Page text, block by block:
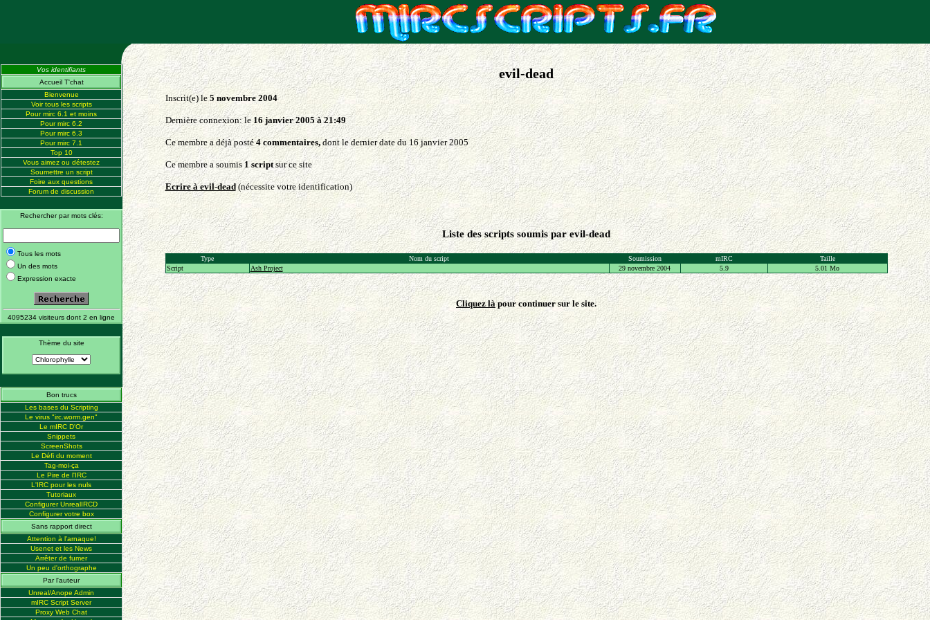
Vos identifiants
Accueil T'chat
Bienvenue
Voir tous les scripts
Pour mirc 6.1 et moins
Pour mirc 6.2
Pour mirc 6.3
Pour mirc 7.1
Top 10
Vous aimez ou détestez
Soumettre un script
Foire aux questions
Forum de discussion
Rechercher par mots clés:
Tous les mots
Un des mots
Expression exacte
4095234 visiteurs dont 2 en ligne
Thème du site
Bon trucs
Les bases du Scripting
Le virus "irc.worm.gen"
Le mIRC D'Or
Snippets
ScreenShots
Le Défi du moment
Tag-moi-ça
Le Pire de l'IRC
L'IRC pour les nuls
Tutoriaux
Configurer UnrealIRCD
Configurer votre box
Sans rapport direct
Attention à l'arnaque!
Usenet et les News
Arrêter de fumer
Un peu d'orthographe
Par l'auteur
Unreal/Anope Admin
mIRC Script Server
Proxy Web Chat
evil-dead
Inscrit(e) le5 novembre 2004
Dernière connexion: le 16 janvier 2005 à 21:49
Ce membre a déjà posté4 commentaires,dont le dernier date du 16 janvier 2005
Ce membre a soumis1 scriptsur ce site
Ecrire à evil-dead(nécessite votre identification)
Liste des scripts soumis par evil-dead
Type Nom du script Soumission mIRC
Taille
Script
Ash Project 29 novembre 2004 5.9 5.01 Mo
Cliquez làpour continuer sur le site.